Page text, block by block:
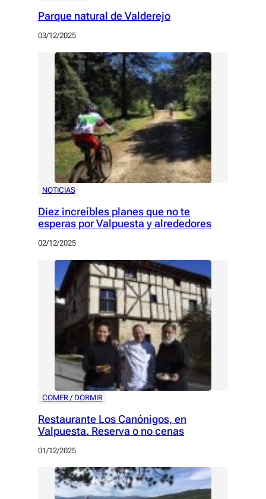
Parque natural de Valderejo
03/12/2025
NOTICIAS
Diez increíbles planes que no te
esperas por Valpuesta y alrededores
02/12/2025
COMER / DORMIR
Restaurante Los Canónigos, en
Valpuesta. Reserva o no cenas
01/12/2025